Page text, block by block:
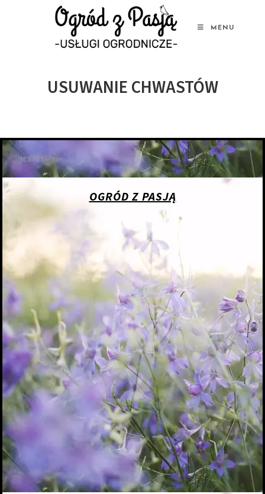
MENU
USUWANIE CHWASTÓW
JESTEŚMY
OGRÓD Z PASJĄ